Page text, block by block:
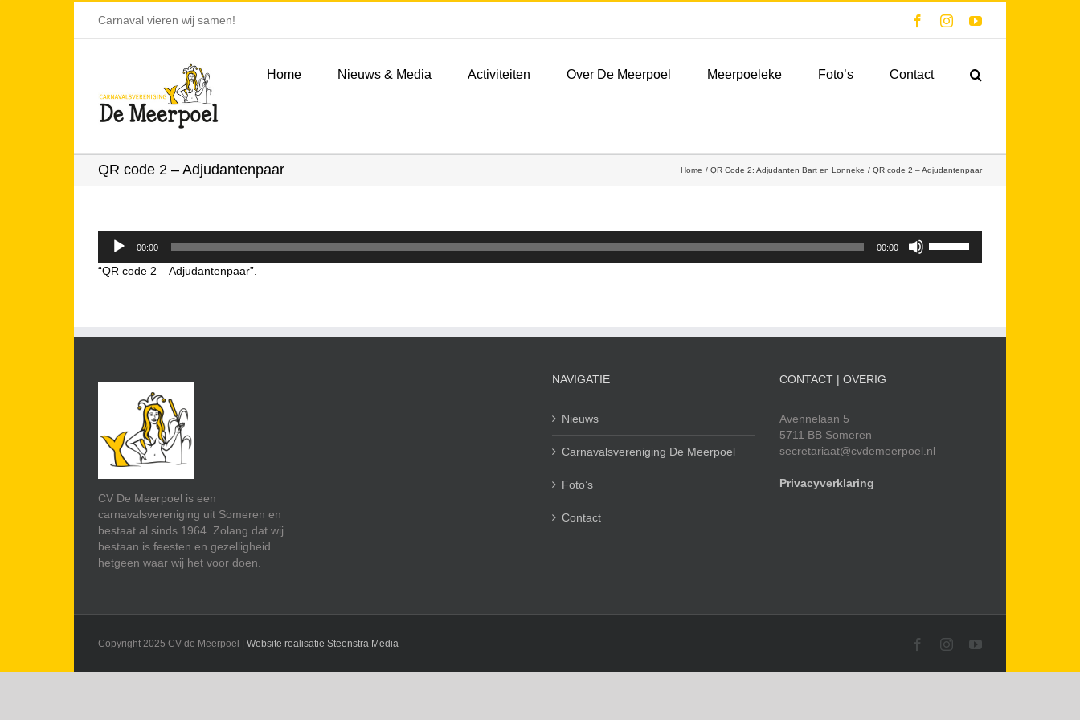
Carnaval vieren wij samen! FacebookInstagramYouTube
Home Nieuws & Media Activiteiten Over De Meerpoel Meerpoeleke Foto’s Contact
QR code 2 – Adjudantenpaar Home QR Code 2: Adjudanten Bart en Lonneke QR code 2 – Adjudantenpaar
Audiospeler
00:00 00:00
Omhoog/Omlaag
te
“QR code 2 – Adjudantenpaar”.
CV De Meerpoel is een
carnavalsvereniging uit Someren en
bestaat al sinds 1964. Zolang dat wij
bestaan is feesten en gezelligheid
hetgeen waar wij het voor doen.
NAVIGATIE
Nieuws
Carnavalsvereniging De Meerpoel
Foto’s
Contact
CONTACT | OVERIG
Avennelaan 5
5711 BB Someren
secretariaat@cvdemeerpoel.nl
Privacyverklaring
Copyright 2025 CV de Meerpoel | Website realisatie Steenstra Media FacebookInstagramYouTube